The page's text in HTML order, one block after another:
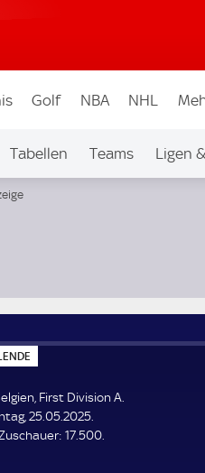
Golf NBA NHL
Tabellen Teams Ligen
P
E
L
E
N
First Division A.
25.05.2025.
Z
17.500.